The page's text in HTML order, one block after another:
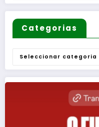
Categorias
Categorias